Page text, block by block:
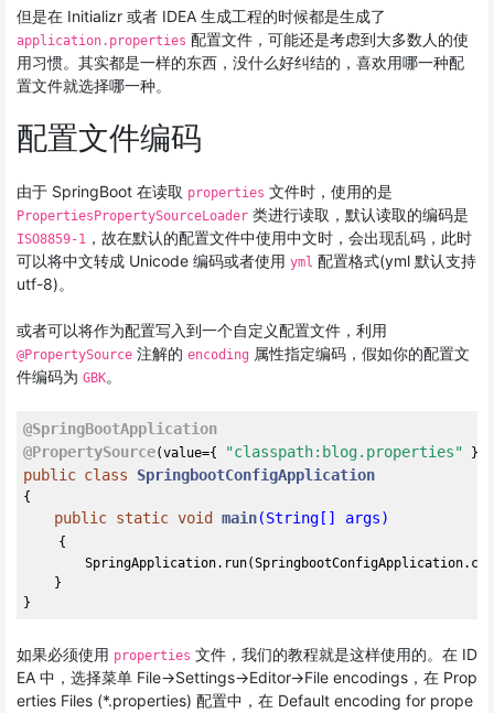
但是在 Initializr 或者 IDEA 生成工程的时候都是生成了
application.properties 配置文件，可能还是考虑到大多数人的使
用习惯。其实都是一样的东西，没什么好纠结的，喜欢用哪一种配
置文件就选择哪一种。
配置文件编码
由于 SpringBoot 在读取 properties 文件时，使用的是
PropertiesPropertySourceLoader 类进行读取，默认读取的编码是
ISO8859-1 ，故在默认的配置文件中使用中文时，会出现乱码，此时
可以将中文转成 Unicode 编码或者使用 yml 配置格式(yml 默认支持
utf-8)。
或者可以将作为配置写入到一个自定义配置文件，利用
@PropertySource 注解的 encoding 属性指定编码，假如你的配置文
件编码为 GBK。
@SpringBootApplication
@PropertySource(value={ "classpath:blog.properties" },
public class SpringbootConfigApplication
{
public static void main(String[] args)
{
    }
如果必须使用 properties 文件，我们的教程就是这样使用的。在 ID
EA 中，选择菜单 File->Settings->Editor->File encodings，在 Prop
erties Files (*.properties) 配置中，在 Default encoding for prope